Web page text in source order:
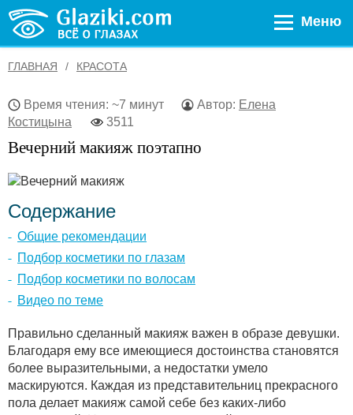
Меню
ГЛАВНАЯ КРАСОТА
Время чтения: ~7 минут Автор: Елена
Костицына
3511
Вечерний макияж поэтапно
Содержание
Общие рекомендации
Подбор косметики по глазам
Подбор косметики по волосам
Видео по теме
Правильно сделанный макияж важен в образе девушки.
Благодаря ему все имеющиеся достоинства становятся
более выразительными, а недостатки умело
маскируются. Каждая из представительниц прекрасного
пола делает макияж самой себе без каких-либо